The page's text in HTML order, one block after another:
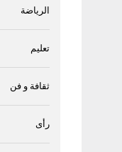
الرياضة
تعليم
ثقافة و فن
رأى